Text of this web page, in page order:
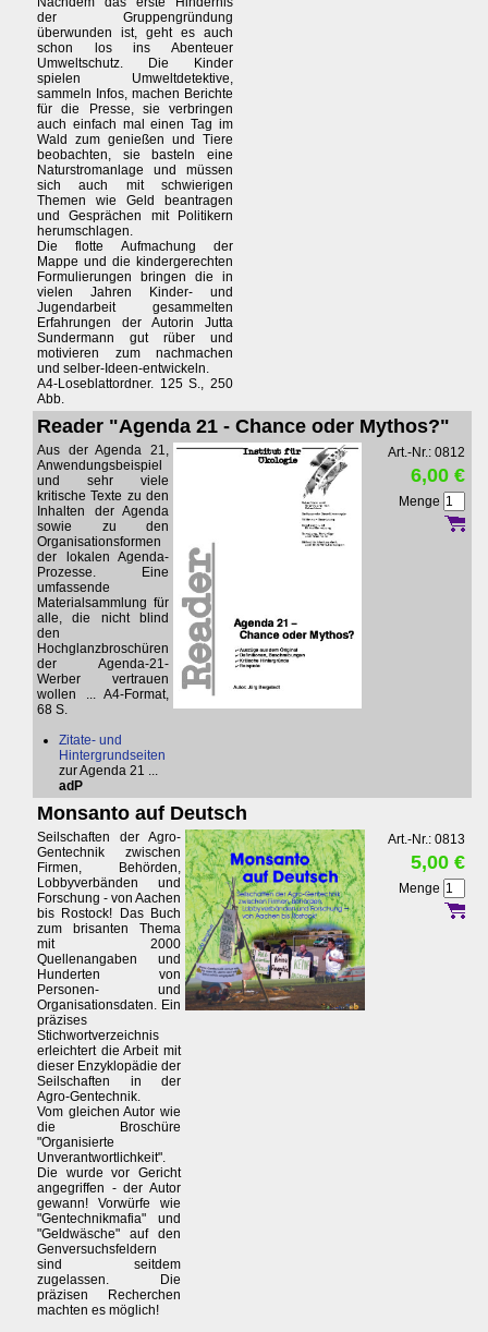
der Gruppengründung
überwunden ist, geht es auch
schon los ins Abenteuer
Umweltschutz. Die Kinder
spielen Umweltdetektive,
sammeln Infos, machen Berichte
für die Presse, sie verbringen
auch einfach mal einen Tag im
Wald zum genießen und Tiere
beobachten, sie basteln eine
Naturstromanlage und müssen
sich auch mit schwierigen
Themen wie Geld beantragen
und Gesprächen mit Politikern
herumschlagen.
Die flotte Aufmachung der
Mappe und die kindergerechten
Formulierungen bringen die in
vielen Jahren Kinder- und
Jugendarbeit gesammelten
Erfahrungen der Autorin Jutta
Sundermann gut rüber und
motivieren zum nachmachen
und selber-Ideen-entwickeln.
A4-Loseblattordner. 125 S., 250
Abb.
Reader "Agenda 21 - Chance oder Mythos?"
Aus der Agenda 21,
Anwendungsbeispiel
und sehr viele
kritische Texte zu den
Inhalten der Agenda
sowie zu den
Organisationsformen
der lokalen Agenda-
Prozesse. Eine
umfassende
Materialsammlung für
alle, die nicht blind
den
Hochglanzbroschüren
der Agenda-21-
Werber vertrauen
wollen ... A4-Format,
68 S.
Zitate- und
Hintergrundseiten
zur Agenda 21 ...
adP
Art.-Nr.: 0812
6,00 €
Menge
Monsanto auf Deutsch
Seilschaften der Agro-
Gentechnik zwischen
Firmen, Behörden,
Lobbyverbänden und
Forschung - von Aachen
bis Rostock! Das Buch
zum brisanten Thema
mit 2000
Quellenangaben und
Hunderten von
Personen- und
Organisationsdaten. Ein
präzises
Stichwortverzeichnis
erleichtert die Arbeit mit
dieser Enzyklopädie der
Seilschaften in der
Agro-Gentechnik.
Vom gleichen Autor wie
die Broschüre
"Organisierte
Unverantwortlichkeit".
Die wurde vor Gericht
angegriffen - der Autor
gewann! Vorwürfe wie
"Gentechnikmafia" und
"Geldwäsche" auf den
Genversuchsfeldern
sind seitdem
zugelassen. Die
präzisen Recherchen
machten es möglich!
Art.-Nr.: 0813
5,00 €
Menge